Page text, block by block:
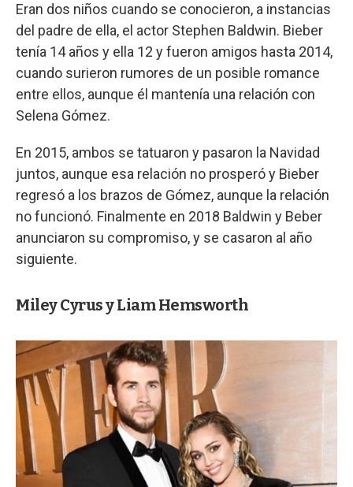
Eran dos niños cuando se conocieron, a instancias
del padre de ella, el actor Stephen Baldwin. Bieber
tenía 14 años y ella 12 y fueron amigos hasta 2014,
cuando surieron rumores de un posible romance
entre ellos, aunque él mantenía una relación con
Selena Gómez.
En 2015, ambos se tatuaron y pasaron la Navidad
juntos, aunque esa relación no prosperó y Bieber
regresó a los brazos de Gómez, aunque la relación
no funcionó. Finalmente en 2018 Baldwin y Beber
anunciaron su compromiso, y se casaron al año
siguiente.
Miley Cyrus y Liam Hemsworth